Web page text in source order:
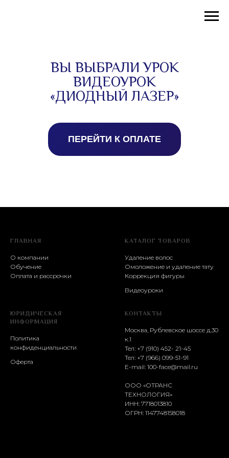
ВЫ ВЫБРАЛИ УРОК
ВИДЕОУРОК
«ДИОДНЫЙ ЛАЗЕР»
ПЕРЕЙТИ К ОПЛАТЕ
ГЛАВНАЯ
О компании
Обучение
Оплата и рассрочки
КАТАЛОГ ТОВАРОВ
Удаление волос
Омоложение и удаление тату
Коррекция фигуры
Видеоуроки
ЮРИДИЧЕСКАЯ
ИНФОРМАЦИЯ
Политика
конфиденциальности
Оферта
КОНТАКТЫ
Москва, Рублевское шоссе д.30
к.1
Тел: +7 (910) 452- 21-45
Тел: +7 (966) 099-51-91
E-mail: 100-face@mail.ru
ООО «ОТРАНС
ТЕХНОЛОГИЯ»
ИНН: 7718013810
ОГРН: 1147748158018